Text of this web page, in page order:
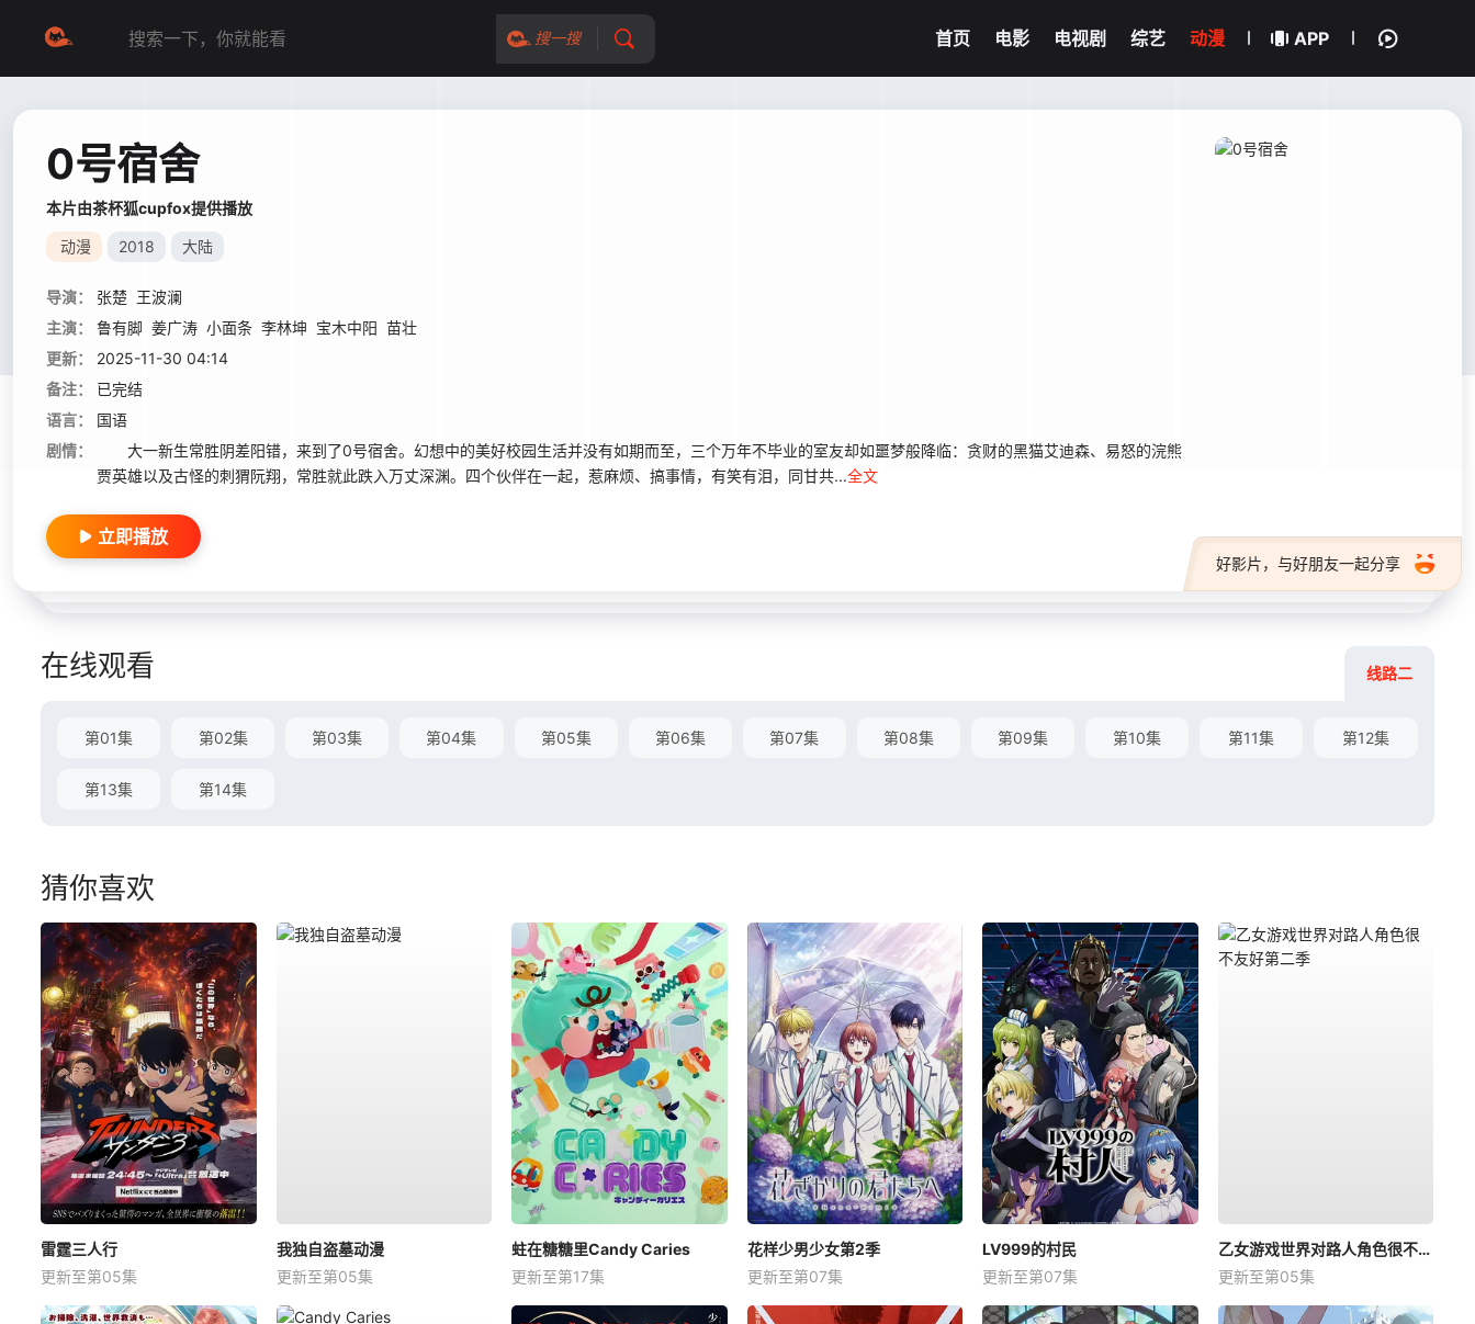
搜一搜 首页 电影 电视剧 综艺 动漫 APP
0号宿舍
本片由茶杯狐cupfox提供播放
动漫 2018 大陆
导演： 张楚 王波澜
主演：
鲁有脚 姜广涛 小面条 李林坤 宝木中阳 苗壮
更新：
2025-11-30 04:14
备注：
已完结
语言：
国语
剧情：
大一新生常胜阴差阳错，来到了0号宿舍。幻想中的美好校园生活并没有如期而至，三个万年不毕业的室友却如噩梦般降临：贪财的黑猫艾迪森、易怒的浣熊
贾英雄以及古怪的刺猬阮翔，常胜就此跌入万丈深渊。四个伙伴在一起，惹麻烦、搞事情，有笑有泪，同甘共...全文
好影片，与好朋友一起分享
立即播放
在线观看 线路二
第01集 第02集 第03集 第04集 第05集 第06集 第07集 第08集 第09集 第10集 第11集 第12集
第13集 第14集
猜你喜欢
雷霆三人行
更新至第05集
我独自盗墓动漫
更新至第05集
蛀在糖糖里Candy Caries
更新至第17集
花样少男少女第2季
更新至第07集
LV999的村民
更新至第07集
乙女游戏世界对路人角色很不友好第二季
更新至第05集